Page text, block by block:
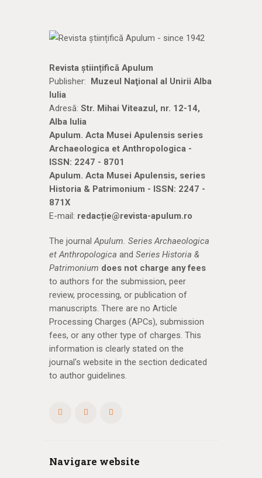
Revista științifică Apulum
Publisher: Muzeul Naţional al Unirii Alba
Iulia
Adresă: Str. Mihai Viteazul, nr. 12-14,
Alba Iulia
Apulum. Acta Musei Apulensis series
Archaeologica et Anthropologica -
ISSN: 2247 - 8701
Apulum. Acta Musei Apulensis, series
Historia & Patrimonium - ISSN: 2247 -
871X
E-mail: redacție@revista-apulum.ro
The journalApulum. Series Archaeologica
et Anthropologica and Series Historia &
Patrimonium does not charge any fees
to authors for the submission, peer
review, processing, or publication of
manuscripts. There are no Article
Processing Charges (APCs), submission
fees, or any other type of charges. This
information is clearly stated on the
journal's website in the section dedicated
to author guidelines.
Navigare website